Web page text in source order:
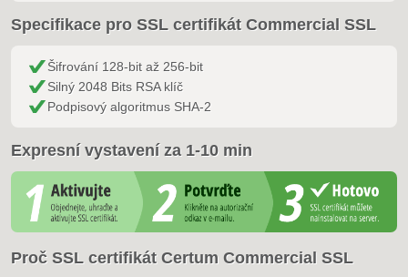
Specifikace pro SSL certifikát Commercial SSL
Šifrování 128-bit až 256-bit
Silný 2048 Bits RSA klíč
Podpisový algoritmus SHA-2
Expresní vystavení za 1-10 min
Proč SSL certifikát Certum Commercial SSL